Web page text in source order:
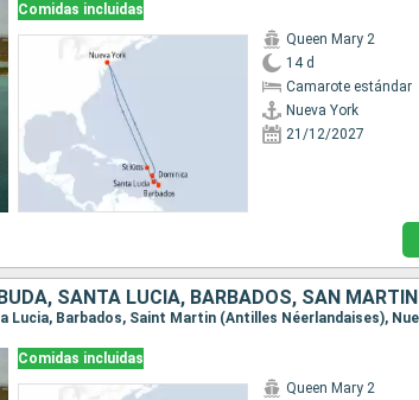
Comidas incluidas
Queen Mary 2
14 d
Camarote estándar
Nueva York
21/12/2027
SANTA LUCIA, BARBADOS, SAN MARTÍN
Comidas incluidas
Queen Mary 2